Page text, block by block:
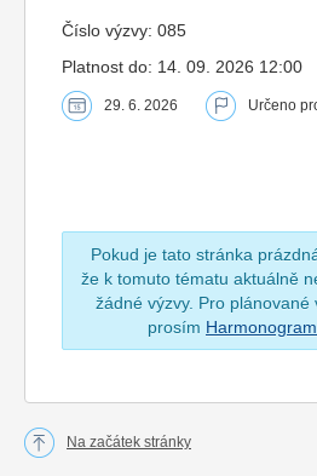
Číslo výzvy: 085
Platnost do: 14. 09. 2026 12:00
29. 6. 2026 Určeno
Pokud je tato stránka
že k tomuto tématu aktuálně
žádné výzvy. Pro plánované
prosím
Na začátek stránky